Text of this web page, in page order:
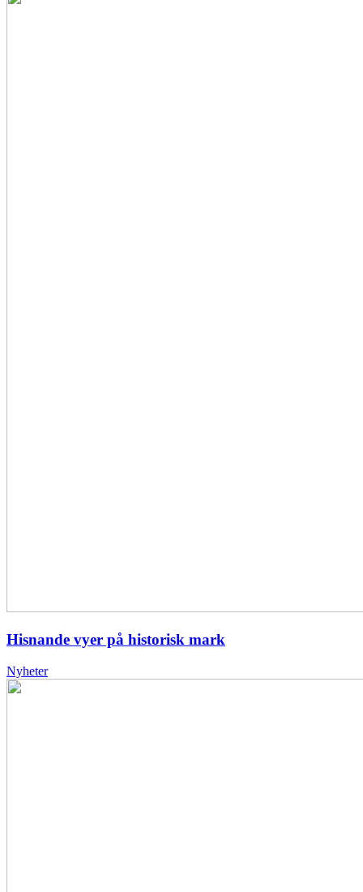
Hisnande vyer på historisk mark
Nyheter